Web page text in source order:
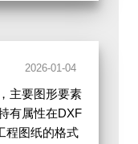
2026-01-04
主要图形要素
有属性在DXF
程图纸的格式